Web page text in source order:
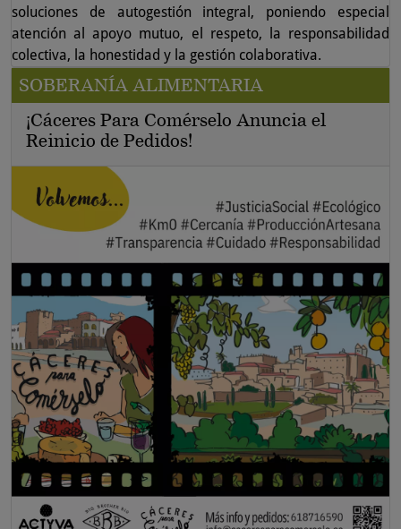
soluciones de autogestión integral, poniendo especial
atención al apoyo mutuo, el respeto, la responsabilidad
colectiva, la honestidad y la gestión colaborativa.
SOBERANÍA ALIMENTARIA
¡Cáceres Para Comérselo Anuncia el
Reinicio de Pedidos!